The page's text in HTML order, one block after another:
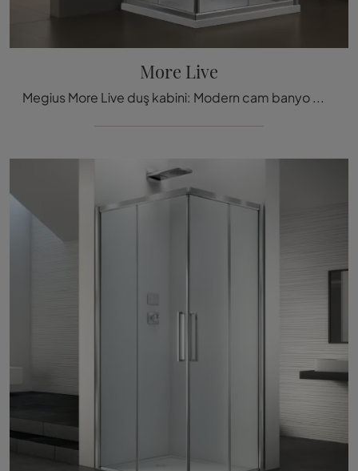
More Live
Megius More Live duş kabini: Modern cam banyo mobilyalarını keşfedin ve wellness odasını dekore edin.